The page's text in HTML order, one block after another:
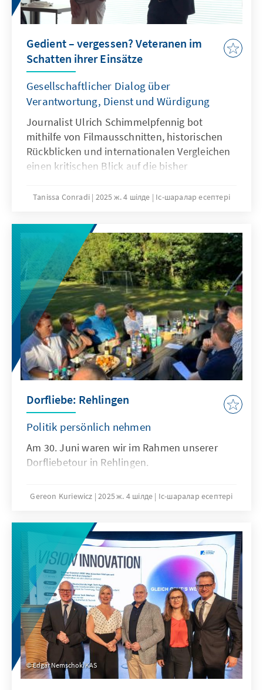
Gedient – vergessen? Veteranen im
Schatten ihrer Einsätze
Gesellschaftlicher Dialog über
Verantwortung, Dienst und Würdigung
Journalist Ulrich Schimmelpfennig bot
mithilfe von Filmausschnitten, historischen
Rückblicken und internationalen Vergleichen
einen kritischen Blick auf die bisher
Veteraninnen und Veteranen. Im Fokus
Selbstverständnisses und der
gesellschaftlichen Verantwortung – ein
wichtiger Schritt hin zu mehr Würdigung für
den Dienst in der Bundeswehr.
Tanissa Conradi 2025 ж. 4 шілде Іс-шаралар есептері
Dorfliebe: Rehlingen
Politik persönlich nehmen
Am 30. Juni waren wir im Rahmen unserer
Dorfliebetour in Rehlingen.
Gereon Kuriewicz 2025 ж. 4 шілде Іс-шаралар есептері
Edgar Nemschok/KAS